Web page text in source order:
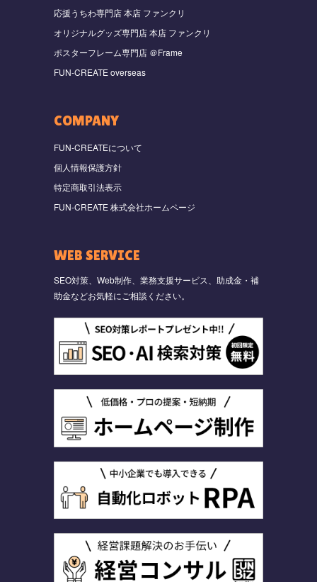
応援うちわ専門店 本店 ファンクリ
オリジナルグッズ専門店 本店 ファンクリ
ポスターフレーム専門店 ＠Frame
FUN-CREATE overseas
COMPANY
FUN-CREATEについて
個人情報保護方針
特定商取引法表示
FUN-CREATE 株式会社ホームページ
WEB SERVICE
SEO対策、Web制作、業務支援サービス、助成金・補
助金などお気軽にご相談ください。